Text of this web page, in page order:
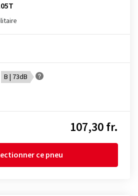
B | 73dB
107,30 fr.
ce pneu